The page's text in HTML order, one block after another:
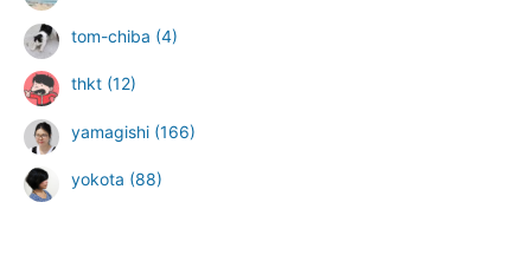
tom-chiba (4)
thkt (12)
yamagishi (166)
yokota (88)